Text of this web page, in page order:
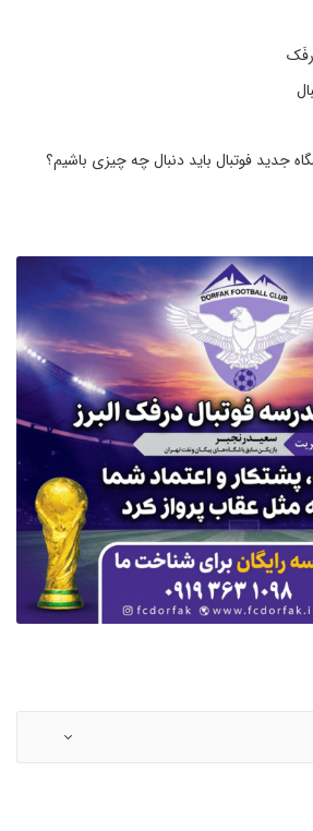
جدید فوتبال باید دنبال چه چیزی باشیم؟